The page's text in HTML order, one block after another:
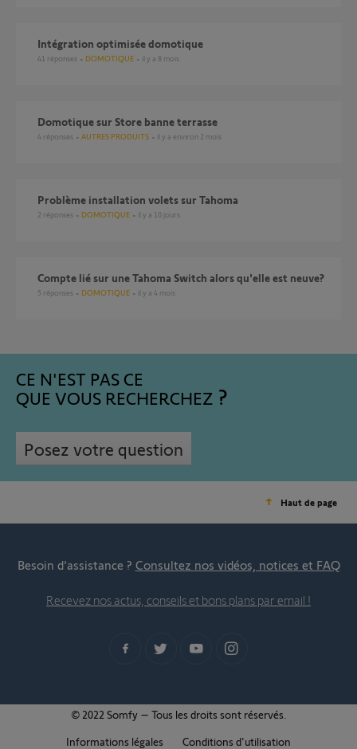
Intégration optimisée domotique
41 réponses DOMOTIQUE il y a 8 mois
Domotique sur Store banne terrasse
4 réponses AUTRES PRODUITS il y a environ 2 mois
Problème installation volets sur Tahoma
2 réponses DOMOTIQUE il y a 10 jours
Compte lié sur une Tahoma Switch alors qu'elle est neuve?
5 réponses DOMOTIQUE il y a 4 mois
CE N'EST PAS CE
QUE VOUS RECHERCHEZ
Posez votre question
Haut de page
Besoin d’assistance ? Consultez nos vidéos, notices et FAQ
Recevez nos actus, conseils et bons plans par email !
© 2022 Somfy – Tous les droits sont réservés.
Informations légales
Conditions d'utilisation